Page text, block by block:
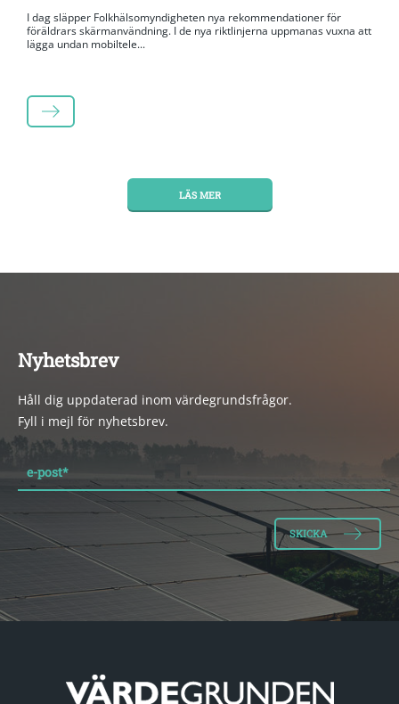
I dag släpper Folkhälsomyndigheten nya rekommendationer för
föräldrars skärmanvändning. I de nya riktlinjerna uppmanas vuxna att
lägga undan mobiltele...
LÄS MER
LÄS MER
Nyhetsbrev
Håll dig uppdaterad inom värdegrundsfrågor.
Fyll i mejl för nyhetsbrev.
e-post*